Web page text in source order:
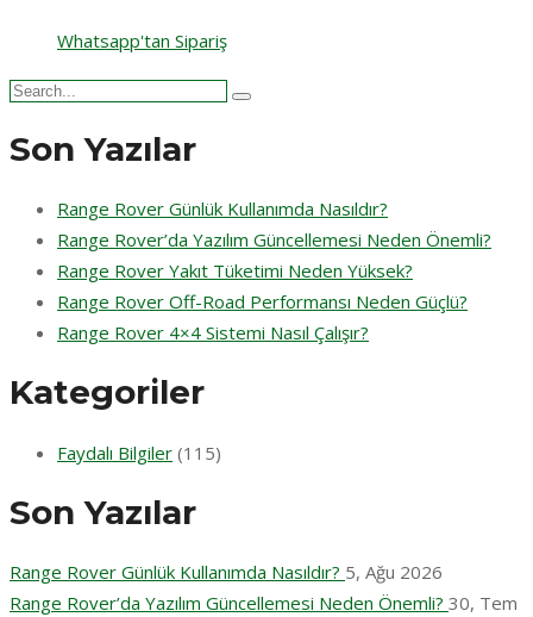
Whatsapp'tan Sipariş
Search
Son Yazılar
Range Rover Günlük Kullanımda Nasıldır?
Range Rover’da Yazılım Güncellemesi Neden Önemli?
Range Rover Yakıt Tüketimi Neden Yüksek?
Range Rover Off-Road Performansı Neden Güçlü?
Range Rover 4×4 Sistemi Nasıl Çalışır?
Kategoriler
Faydalı Bilgiler (115)
Son Yazılar
Range Rover Günlük Kullanımda Nasıldır? 5, Ağu 2026
Range Rover’da Yazılım Güncellemesi Neden Önemli? 30, Tem